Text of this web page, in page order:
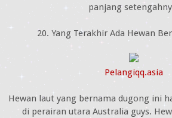
panjang
20. Yang Terakhir Ada Hewan
Pelangiqq.asia
Hewan laut yang bernama dugong ini
di perairan utara Australia guys.